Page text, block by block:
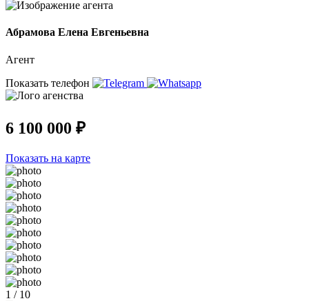
Абрамова Елена Евгеньевна
Агент
Показать телефон
6 100 000 ₽
Показать на карте
1 / 10